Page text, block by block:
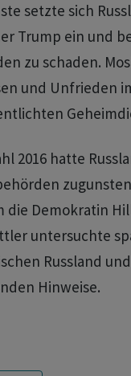
setzte sich
Trump ein und
zu schaden.
und Unfrieden
2016 hatte
Demokratin
untersuchte
Russland
Hinweise.